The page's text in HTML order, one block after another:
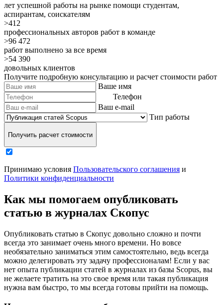
лет успешной работы на рынке помощи студентам,
аспирантам, соискателям
>412
профессиональных авторов работ в команде
>96 472
работ выполнено за все время
>54 390
довольных клиентов
Получите подробную консультацию и расчет стоимости работ
Ваше имя
Телефон
Ваш e-mail
Тип работы
Получить расчет стоимости
Принимаю условия Пользовательского соглашения и
Политики конфиденциальности
Как мы помогаем опубликовать
статью в журналах Скопус
Опубликовать статью в Скопус довольно сложно и почти
всегда это занимает очень много времени. Но вовсе
необязательно заниматься этим самостоятельно, ведь всегда
можно делегировать эту задачу профессионалам! Если у вас
нет опыта публикации статей в журналах из базы Scopus, вы
не желаете тратить на это свое время или такая публикация
нужна вам быстро, то мы всегда готовы прийти на помощь.